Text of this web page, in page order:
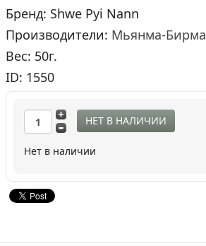
Бренд: Shwe Pyi Nann
Производители: Мьянма-Бирма
Вес: 50г.
ID: 1550
НЕТ В НАЛИЧИИ
Нет в наличии